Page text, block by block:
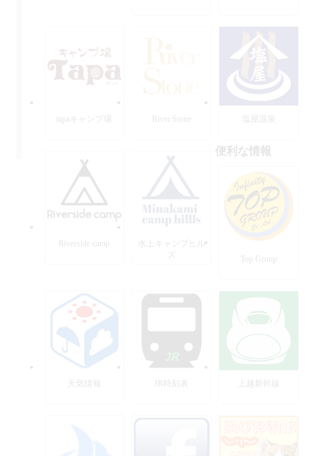
tapaキャンプ場 River Stone 塩屋温泉
Riverside camp
水上キャンプヒル
便利な情報
Top Group
天気情報 JR時刻表